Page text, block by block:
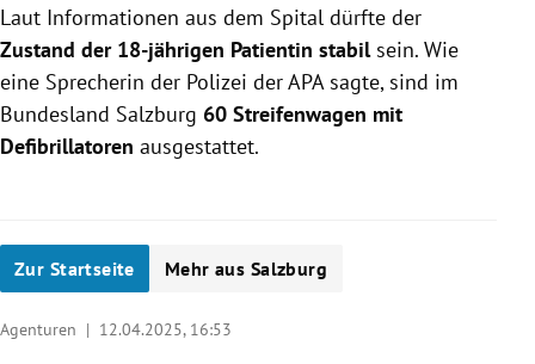
Laut Informationen aus dem Spital dürfte der
Zustand der 18-jährigen Patientin stabilsein. Wie
eine Sprecherin der Polizei der APA sagte, sind im
Bundesland Salzburg 60 Streifenwagen mit
Defibrillatoren ausgestattet.
Zur Startseite Mehr aus Salzburg
Agenturen | 12.04.2025, 16:53